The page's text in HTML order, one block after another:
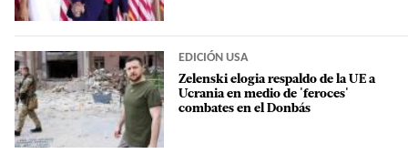
EDICIÓN USA
Zelenski elogia respaldo de la UE a
Ucrania en medio de 'feroces'
combates en el Donbás